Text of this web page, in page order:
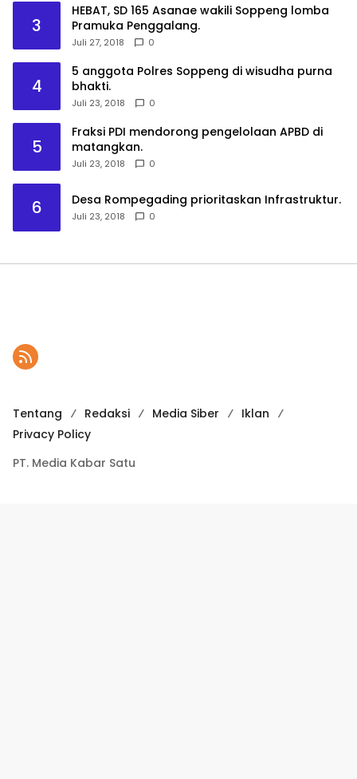
3
HEBAT, SD 165 Asanae wakili Soppeng lomba
Pramuka Penggalang.
Juli 27, 2018 0
4
5 anggota Polres Soppeng di wisudha purna
bhakti.
Juli 23, 2018 0
5
Fraksi PDI mendorong pengelolaan APBD di
matangkan.
Juli 23, 2018 0
6 Desa Rompegading prioritaskan Infrastruktur.
Juli 23, 2018 0
Tentang Redaksi Media Siber
Iklan
Privacy Policy
PT. Media Kabar Satu